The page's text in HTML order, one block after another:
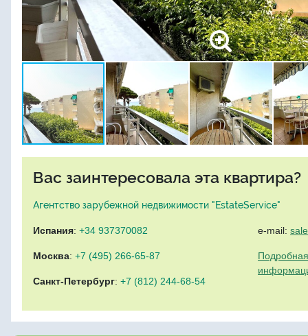
Вас заинтересовала эта квартира?
Агентство зарубежной недвижимости "EstateService"
Испания: +34 937370082
Москва: +7 (495) 266-65-87
Санкт-Петербург: +7 (812) 244-68-54
e-mail: